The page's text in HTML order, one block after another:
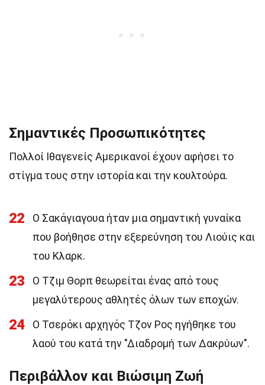
Σημαντικές Προσωπικότητες
Πολλοί Ιθαγενείς Αμερικανοί έχουν αφήσει το
στίγμα τους στην ιστορία και την κουλτούρα.
22
Ο Σακάγιαγουα ήταν μια σημαντική γυναίκα
που βοήθησε στην εξερεύνηση του Λιούις και
του Κλαρκ.
23
Ο Τζιμ Θορπ θεωρείται ένας από τους
μεγαλύτερους αθλητές όλων των εποχών.
24
Ο Τσερόκι αρχηγός Τζον Ρος ηγήθηκε του
λαού του κατά την "Διαδρομή των Δακρύων".
Περιβάλλον και Βιώσιμη Ζωή